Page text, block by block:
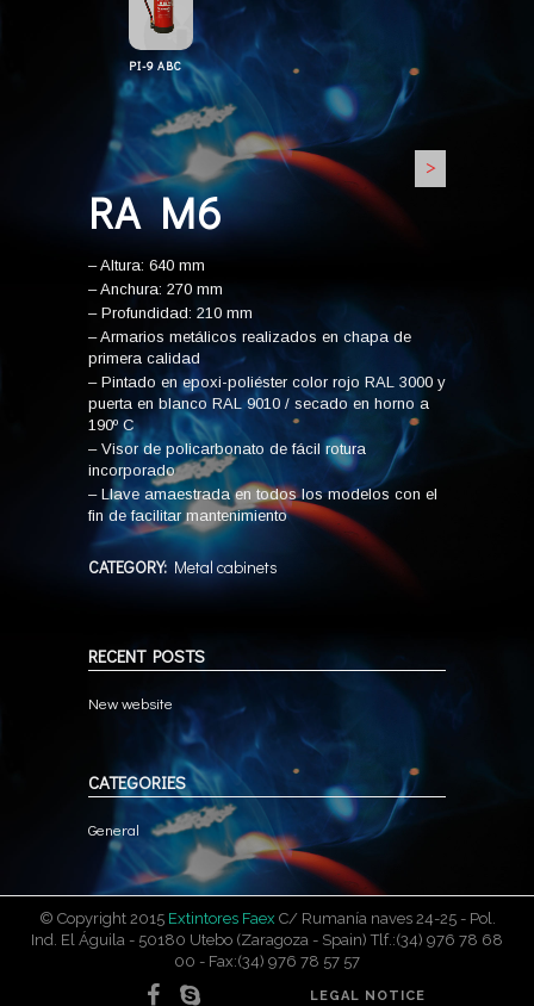
PI-9 ABC
>
RA M6
– Altura: 640 mm
– Anchura: 270 mm
– Profundidad: 210 mm
– Armarios metálicos realizados en chapa de
primera calidad
– Pintado en epoxi-poliéster color rojo RAL 3000 y
puerta en blanco RAL 9010 / secado en horno a
190º C
– Visor de policarbonato de fácil rotura
incorporado
– Llave amaestrada en todos los modelos con el
fin de facilitar mantenimiento
CATEGORY: Metal cabinets
RECENT POSTS
New website
CATEGORIES
General
© Copyright 2015 Extintores Faex C/ Rumanía naves 24-25 - Pol.
Ind. El Águila - 50180 Utebo (Zaragoza - Spain) Tlf.:(34) 976 78 68
00 - Fax:(34) 976 78 57 57
LEGAL NOTICE